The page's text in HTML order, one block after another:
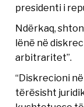
presidenti i
Ndërkaq,
lënë në
arbitraritet”.
“Diskrecioni
tërësisht